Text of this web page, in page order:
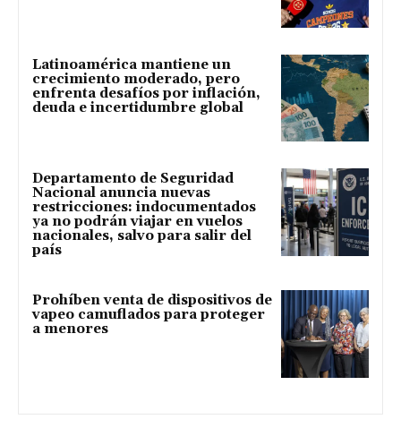
Latinoamérica mantiene un
crecimiento moderado, pero
enfrenta desafíos por inflación,
deuda e incertidumbre global
Departamento de Seguridad
Nacional anuncia nuevas
restricciones: indocumentados
ya no podrán viajar en vuelos
nacionales, salvo para salir del
país
Prohíben venta de dispositivos de
vapeo camuflados para proteger
a menores